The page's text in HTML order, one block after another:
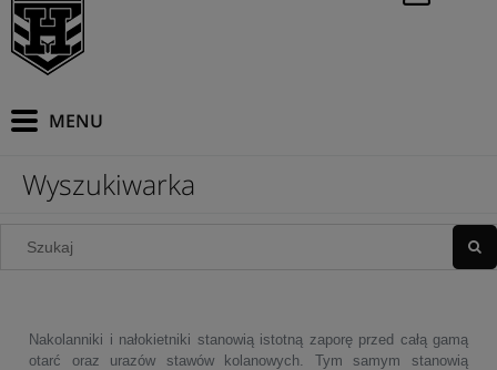
Wyszukiwarka
Nakolanniki i nałokietniki stanowią istotną zaporę przed całą gamą
otarć oraz urazów stawów kolanowych. Tym samym stanowią